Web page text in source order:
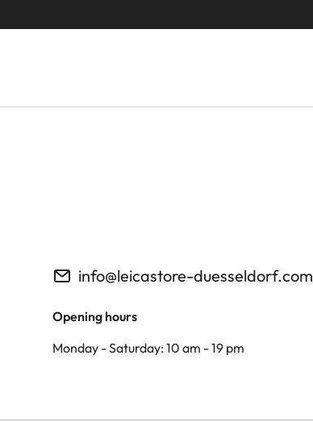
info@leicastore-duesseldorf.com
Opening hours
Monday - Saturday: 10 am - 19 pm